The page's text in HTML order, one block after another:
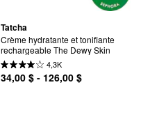
Tatcha
Crème hydratante et tonifiante
rechargeable The Dewy Skin
4,3K
34,00 $ - 126,00 $